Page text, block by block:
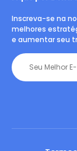
Inscreva-se na
melhores
e aumentar seu